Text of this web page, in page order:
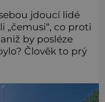
jdoucí lidé
„čemusi“, co proti
by posléze
Člověk to prý